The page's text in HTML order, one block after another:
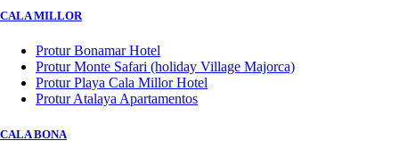
CALA MILLOR
Protur Bonamar Hotel
Protur Monte Safari (holiday Village Majorca)
Protur Playa Cala Millor Hotel
Protur Atalaya Apartamentos
CALA BONA